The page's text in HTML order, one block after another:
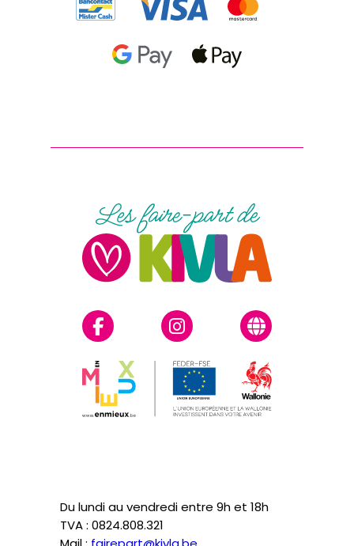
Du lundi au vendredi entre 9h et 18h
TVA : 0824.808.321